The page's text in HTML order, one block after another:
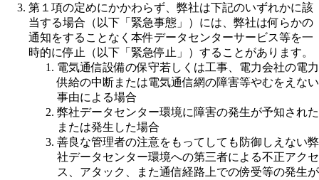
第１項の定めにかかわらず、弊社は下記のいずれかに該
当する場合（以下「緊急事態」）には、弊社は何らかの
通知をすることなく本件データセンターサービス等を一
時的に停止（以下「緊急停止」）することがあります。
電気通信設備の保守若しくは工事、電力会社の電力
供給の中断または電気通信網の障害等やむをえない
事由による場合
弊社データセンター環境に障害の発生が予知された
または発生した場合
善良な管理者の注意をもってしても防御しえない弊
社データセンター環境への第三者による不正アクセ
ス、アタック、また通信経路上での傍受等の発生が